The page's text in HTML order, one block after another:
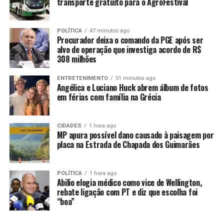
posse de uma faca.
Diante da situação, a equipe de negociação tática do
Bope foi acionada e compareceu ao local para fazer as
tratativas com o suspeito. A negociação policial durou
por pouco mais de 1 hora e meia, momento em que o
homem libertou a mulher e os filhos dela e se entregou
para a Polícia Militar.
O suspeito estava com mandado de prisão em aberto
pelos crimes de roubo e lesão corporal, expedido pela
Segunda Vara Criminal da Comarca de Cuiabá. Ele
recebeu voz de prisão e foi conduzido para a Central de
Flagrantes da Capital para registro da ocorrência e
entregue à Polícia Judiciária Civil para demais
providências.
As vítimas receberam atendimento médico, sendo
POLÍTICA 47 minutos ago
Procurador deixa o comando da PGE após ser
alvo de operação que investiga acordo de R$
308 milhões
ENTRETENIMENTO 51 minutos ago
Angélica e Luciano Huck abrem álbum de fotos
em férias com família na Grécia
CIDADES 1 hora ago
MP apura possível dano causado à paisagem por
placa na Estrada de Chapada dos Guimarães
POLÍTICA 1 hora ago
Abilio elogia médico como vice de Wellington,
rebate ligação com PT e diz que escolha foi
“boa”